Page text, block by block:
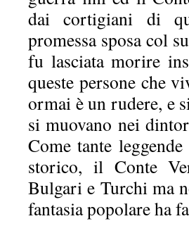
dai cortigiani di
promessa sposa col
fu lasciata morire
queste persone che
ormai è un rudere, e
si muovano nei
Come tante
storico, il Conte
Bulgari e Turchi ma
fantasia popolare ha